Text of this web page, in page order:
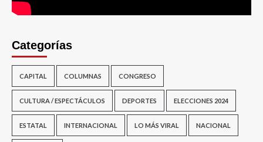
Categorías
CAPITAL COLUMNAS CONGRESO
CULTURA / ESPECTÁCULOS DEPORTES ELECCIONES 2024
ESTATAL INTERNACIONAL LO MÁS VIRAL NACIONAL